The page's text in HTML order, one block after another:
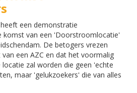
een demonstratie
komst van een 'Doorstroomlocatie'
De betogers vrezen
een AZC en dat het voormalig
zal worden die geen 'echte
maar 'gelukzoekers' die van alles